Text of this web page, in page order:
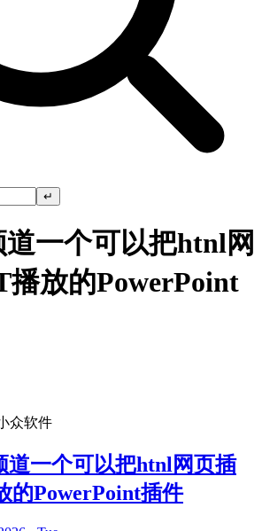
↵
道一个可以把htnl网
播放的PowerPoint
众软件
道一个可以把htnl网页插
的PowerPoint插件